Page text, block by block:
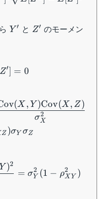
Y'
Y ′ と Z'
Z′ のモーメン
Z′] = 0
σX
2
(X , Y )Cov(X, Z)
)σY σZ
Y )2
= σY
2 (1 − ρX Y
2 )